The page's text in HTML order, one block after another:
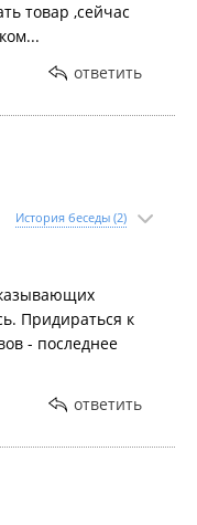
товар ,сейчас
ответить
История беседы (2)
Придираться к
- последнее
ответить